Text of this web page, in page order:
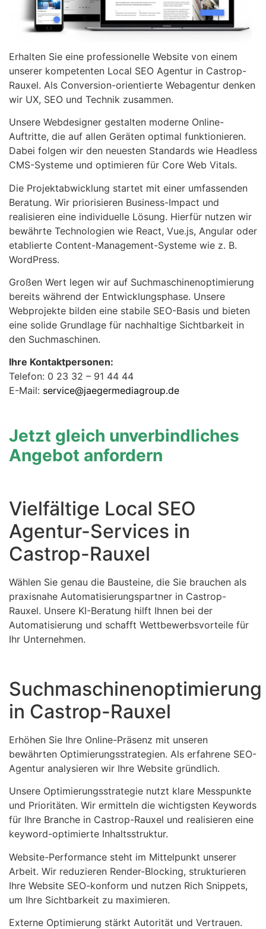
Erhalten Sie eine professionelle Website von einem
unserer kompetenten Local SEO Agentur in Castrop-
Rauxel. Als Conversion-orientierte Webagentur denken
wir UX, SEO und Technik zusammen.
Unsere Webdesigner gestalten moderne Online-
Auftritte, die auf allen Geräten optimal funktionieren.
Dabei folgen wir den neuesten Standards wie Headless
CMS-Systeme und optimieren für Core Web Vitals.
Die Projektabwicklung startet mit einer umfassenden
Beratung. Wir priorisieren Business-Impact und
realisieren eine individuelle Lösung. Hierfür nutzen wir
bewährte Technologien wie React, Vue.js, Angular oder
etablierte Content-Management-Systeme wie z. B.
WordPress.
Großen Wert legen wir auf Suchmaschinenoptimierung
bereits während der Entwicklungsphase. Unsere
Webprojekte bilden eine stabile SEO-Basis und bieten
eine solide Grundlage für nachhaltige Sichtbarkeit in
den Suchmaschinen.
Ihre Kontaktpersonen:
Telefon: 0 23 32 – 91 44 44
E-Mail: service@jaegermediagroup.de
Jetzt gleich unverbindliches
Angebot anfordern
Vielfältige Local SEO
Agentur-Services in
Castrop-Rauxel
Wählen Sie genau die Bausteine, die Sie brauchen als
praxisnahe Automatisierungspartner in Castrop-
Rauxel. Unsere KI-Beratung hilft Ihnen bei der
Automatisierung und schafft Wettbewerbsvorteile für
Ihr Unternehmen.
Suchmaschinenoptimierung
in Castrop-Rauxel
Erhöhen Sie Ihre Online-Präsenz mit unseren
bewährten Optimierungsstrategien. Als erfahrene SEO-
Agentur analysieren wir Ihre Website gründlich.
Unsere Optimierungsstrategie nutzt klare Messpunkte
und Prioritäten. Wir ermitteln die wichtigsten Keywords
für Ihre Branche in Castrop-Rauxel und realisieren eine
keyword-optimierte Inhaltsstruktur.
Website-Performance steht im Mittelpunkt unserer
Arbeit. Wir reduzieren Render-Blocking, strukturieren
Ihre Website SEO-konform und nutzen Rich Snippets,
um Ihre Sichtbarkeit zu maximieren.
Externe Optimierung stärkt Autorität und Vertrauen.